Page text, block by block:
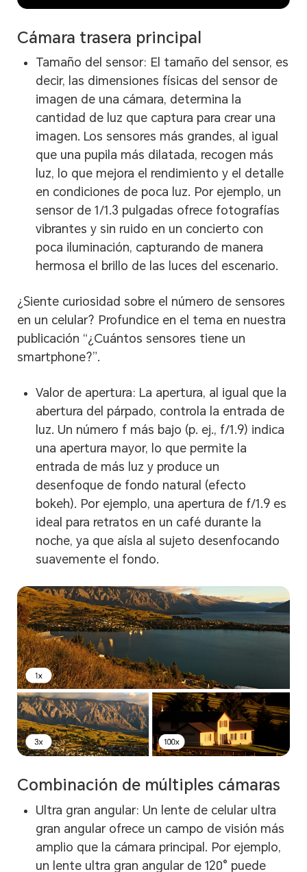
Cámara trasera principal
Tamaño del sensor: El tamaño del sensor, es
decir, las dimensiones físicas del sensor de
imagen de una cámara, determina la
cantidad de luz que captura para crear una
imagen. Los sensores más grandes, al igual
que una pupila más dilatada, recogen más
luz, lo que mejora el rendimiento y el detalle
en condiciones de poca luz. Por ejemplo, un
sensor de 1/1.3 pulgadas ofrece fotografías
vibrantes y sin ruido en un concierto con
poca iluminación, capturando de manera
hermosa el brillo de las luces del escenario.
¿Siente curiosidad sobre el número de sensores
en un celular? Profundice en el tema en nuestra
publicación “¿Cuántos sensores tiene un
smartphone?”.
Valor de apertura: La apertura, al igual que la
abertura del párpado, controla la entrada de
luz. Un número f más bajo (p. ej., f/1.9) indica
una apertura mayor, lo que permite la
entrada de más luz y produce un
desenfoque de fondo natural (efecto
bokeh). Por ejemplo, una apertura de f/1.9 es
ideal para retratos en un café durante la
noche, ya que aísla al sujeto desenfocando
suavemente el fondo.
Combinación de múltiples cámaras
Ultra gran angular: Un lente de celular ultra
gran angular ofrece un campo de visión más
amplio que la cámara principal. Por ejemplo,
un lente ultra gran angular de 120° puede